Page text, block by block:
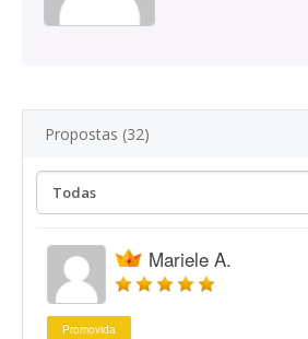
Propostas (32)
Mariele A.
Promovida